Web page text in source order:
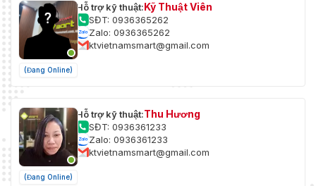
(Đang Online)
Hỗ trợ kỹ thuật:Kỹ Thuật Viên
SĐT: 0936365262
Zalo: 0936365262
ktvietnamsmart@gmail.com
(Đang Online)
Hỗ trợ kỹ thuật:Thu Hương
SĐT: 0936361233
Zalo: 0936361233
ktvietnamsmart@gmail.com